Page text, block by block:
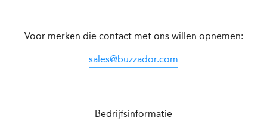
Voor merken die contact met ons willen opnemen:
sales@buzzador.com
Bedrijfsinformatie